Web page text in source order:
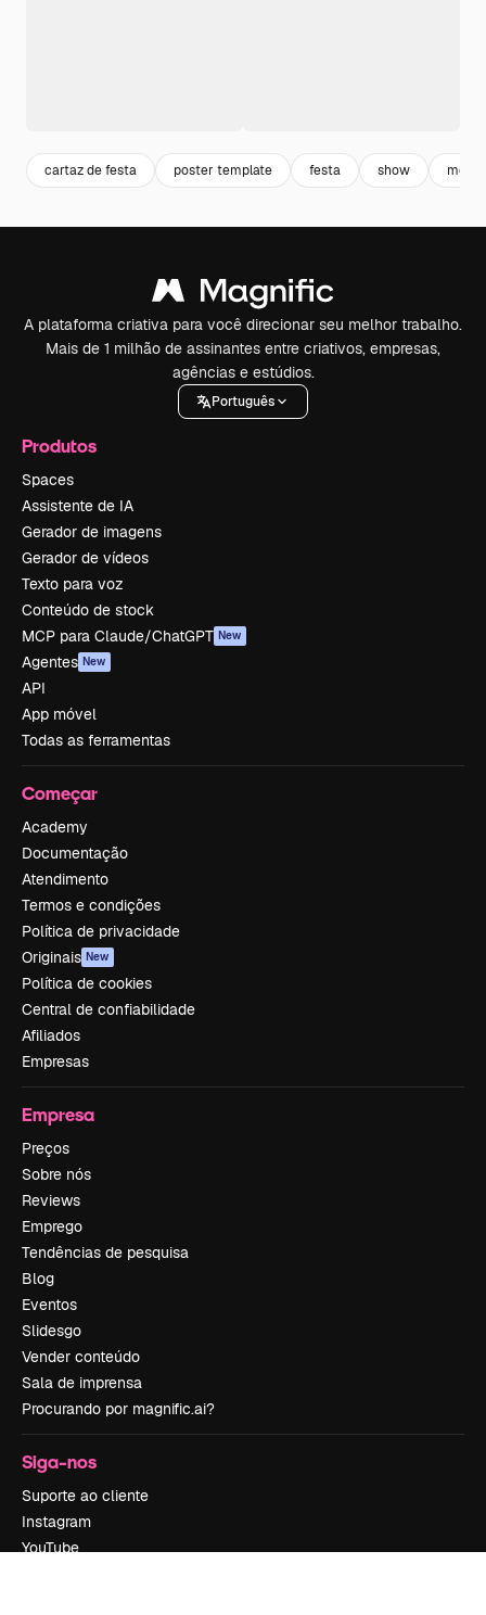
cartaz de festa poster template festa show
A plataforma criativa para você direcionar seu melhor trabalho.
Mais de 1 milhão de assinantes entre criativos, empresas,
agências e estúdios.
Português
Produtos
Spaces
Assistente de IA
Gerador de imagens
Gerador de vídeos
Texto para voz
Conteúdo de stock
MCP para Claude/ChatGPT New
Agentes New
API
App móvel
Todas as ferramentas
Começar
Academy
Documentação
Atendimento
Termos e condições
Política de privacidade
Originais New
Política de cookies
Central de confiabilidade
Afiliados
Empresas
Empresa
Preços
Sobre nós
Reviews
Emprego
Tendências de pesquisa
Blog
Eventos
Slidesgo
Vender conteúdo
Sala de imprensa
Procurando por magnific.ai?
Siga-nos
Suporte ao cliente
Instagram
YouTube